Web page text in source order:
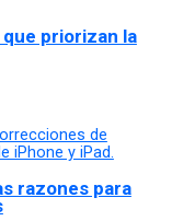
priorizan la
razones para